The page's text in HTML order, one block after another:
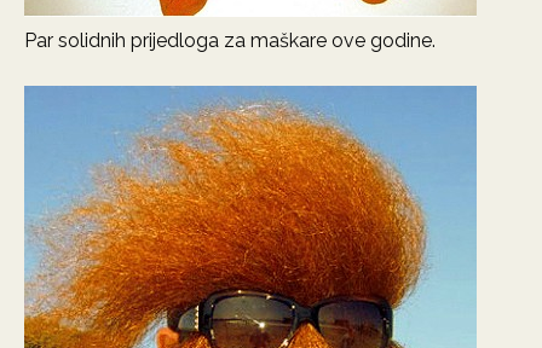
Par solidnih prijedloga za maškare ove godine.